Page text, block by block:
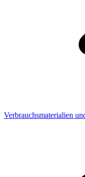
Verbrauchsmaterialien